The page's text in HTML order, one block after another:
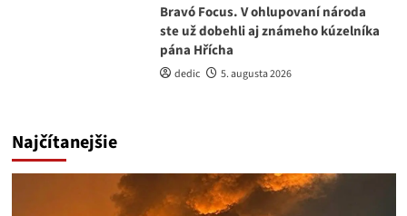
Bravó Focus. V ohlupovaní národa
ste už dobehli aj známeho kúzelníka
pána Hřícha
dedic 5. augusta 2026
Najčítanejšie